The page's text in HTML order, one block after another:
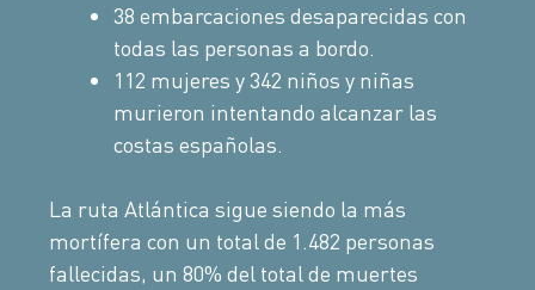
38 embarcaciones desaparecidas con
todas las personas a bordo.
112 mujeres y 342 niños y niñas
murieron intentando alcanzar las
costas españolas.
La ruta Atlántica sigue siendo la más
mortífera con un total de 1.482 personas
fallecidas, un 80% del total de muertes